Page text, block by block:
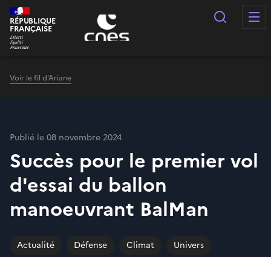
Panneau de gestion des cookies
RÉPUBLIQUE
FRANÇAISE
Voir le fil d'Ariane
Publié le 08 novembre 2024
Succès pour le premier vol
d'essai du ballon
manoeuvrant BalMan
Actualité Défense Climat
Univers